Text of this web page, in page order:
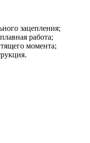
зацепления;
работа;
момента;